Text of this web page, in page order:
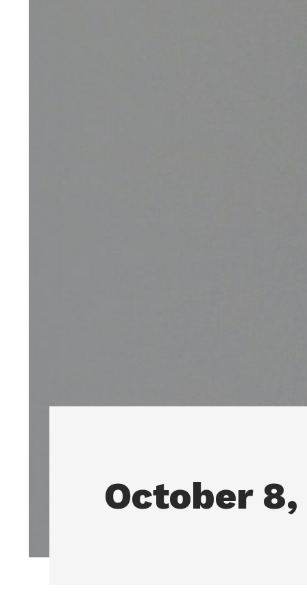
October